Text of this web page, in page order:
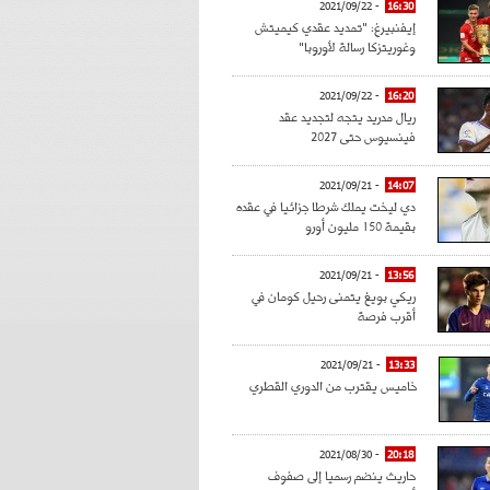
16:30
- 2021/09/22
إيفنبيرغ: "تمديد عقدي كيميتش
وغوريتزكا رسالة لأوروبا"
16:20
- 2021/09/22
ريال مدريد يتجه لتجديد عقد
فينسيوس حتى 2027
14:07
- 2021/09/21
دي ليخت يملك شرطا جزائيا في عقده
بقيمة 150 مليون أورو
13:56
- 2021/09/21
ريكي بويغ يتمنى رحيل كومان في
أقرب فرصة
13:33
- 2021/09/21
خاميس يقترب من الدوري القطري
20:18
- 2021/08/30
حاريث ينضم رسميا إلى صفوف